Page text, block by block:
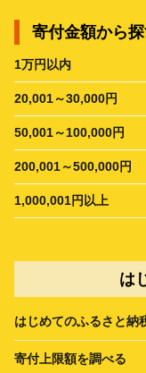
寄付金額から
1万円以内
20,001～30,000円
50,001～100,000円
200,001～500,000円
1,000,001円以上
は
はじめてのふるさと納
寄付上限額を調べる